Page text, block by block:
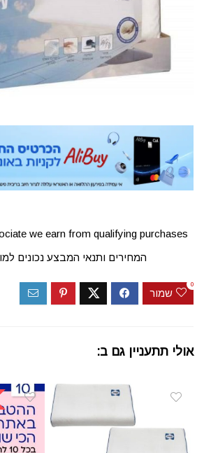
we earn from qualifying purchases.
המחירים ותנאי המבצע נכונים
שמור
0
אולי תתעניין גם ב: